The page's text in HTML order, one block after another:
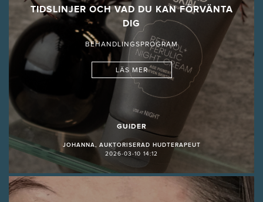
TIDSLINJER OCH VAD DU KAN FÖRVÄNTA
DIG
BEHANDLINGSPROGRAM
LÄS MER
GUIDER
JOHANNA, AUKTORISERAD HUDTERAPEUT
2026-03-10 14:12